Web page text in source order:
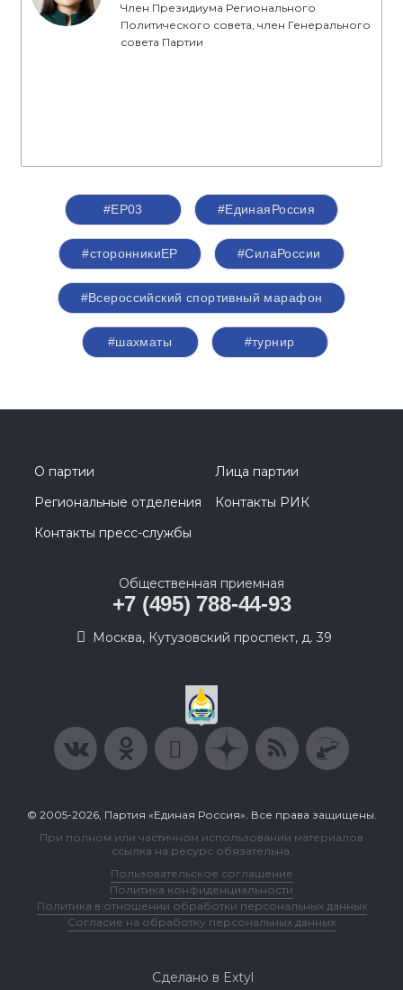
Член Президиума Регионального
Политического совета, член Генерального
совета Партии
#ЕР03 #‎ЕдинаяРоссия
#сторонникиЕР #СилаРоссии
#Всероссийский спортивный марафон
#шахматы #турнир
О партии
Лица партии
Региональные отделения
Контакты РИК
Контакты пресс-службы
Общественная приемная
+7 (495) 788-44-93
Москва, Кутузовский проспект, д. 39
© 2005-2026, Партия «Единая Россия». Все права защищены.
При полном или частичном использовании материалов
ссылка на ресурс обязательна.
Пользовательское соглашение
Политика конфиденциальности
Политика в отношении обработки персональных данных
Согласие на обработку персональных данных
Сделано в Extyl